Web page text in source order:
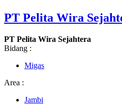
PT Pelita Wira
PT Pelita Wira Sejahtera
Bidang :
Migas
Area :
Jambi